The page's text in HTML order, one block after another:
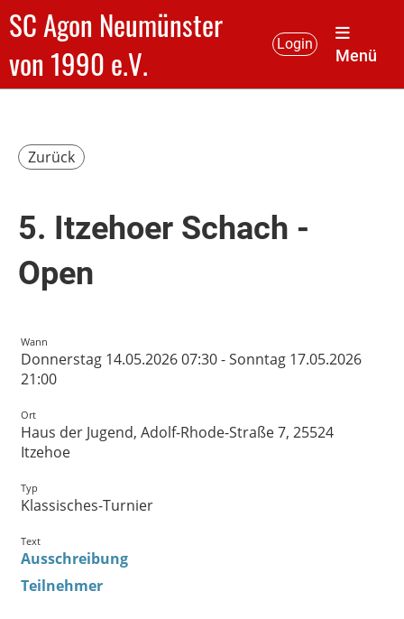
SC Agon Neumünster
von 1990 e.V.
Login
Menü
Zurück
5. Itzehoer Schach -
Open
Wann
Donnerstag 14.05.2026 07:30 - Sonntag 17.05.2026
21:00
Ort
Haus der Jugend, Adolf-Rhode-Straße 7, 25524
Itzehoe
Typ
Klassisches-Turnier
Text
Ausschreibung
Teilnehmer